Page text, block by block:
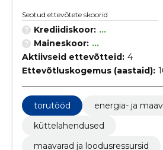
Seotud ettevõtete skoorid
Krediidiskoor: ...
Maineskoor: ...
Aktiivseid ettevõtteid: 4
Ettevõtluskogemus (aastaid):
torutööd
energia- ja
küttelahendused
maavarad ja loodusressursid